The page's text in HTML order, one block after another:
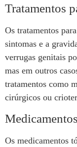
Tratamentos
Os tratamentos
sintomas e a
verrugas genitais
mas em outros
tratamentos como
cirúrgicos ou
Os medicamentos